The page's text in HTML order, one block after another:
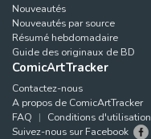
Nouveautés
Nouveautés par source
Résumé hebdomadaire
Guide des originaux de BD
ComicArtTracker
Contactez-nous
A propos de ComicArtTracker
FAQ
Conditions d'utilisation
Suivez-nous sur Facebook